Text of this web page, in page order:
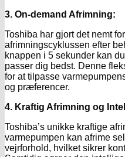
3. On-demand Afrimning:
Toshiba har gjort det nemt
afrimningscyklussen efter
knappen i 5 sekunder kan
passer dig bedst. Denne
for at tilpasse
og præferencer.
4. Kraftig Afrimning og
Toshiba’s unikke kraftige
varmepumpen kan afrime
vejrforhold, hvilket sikrer